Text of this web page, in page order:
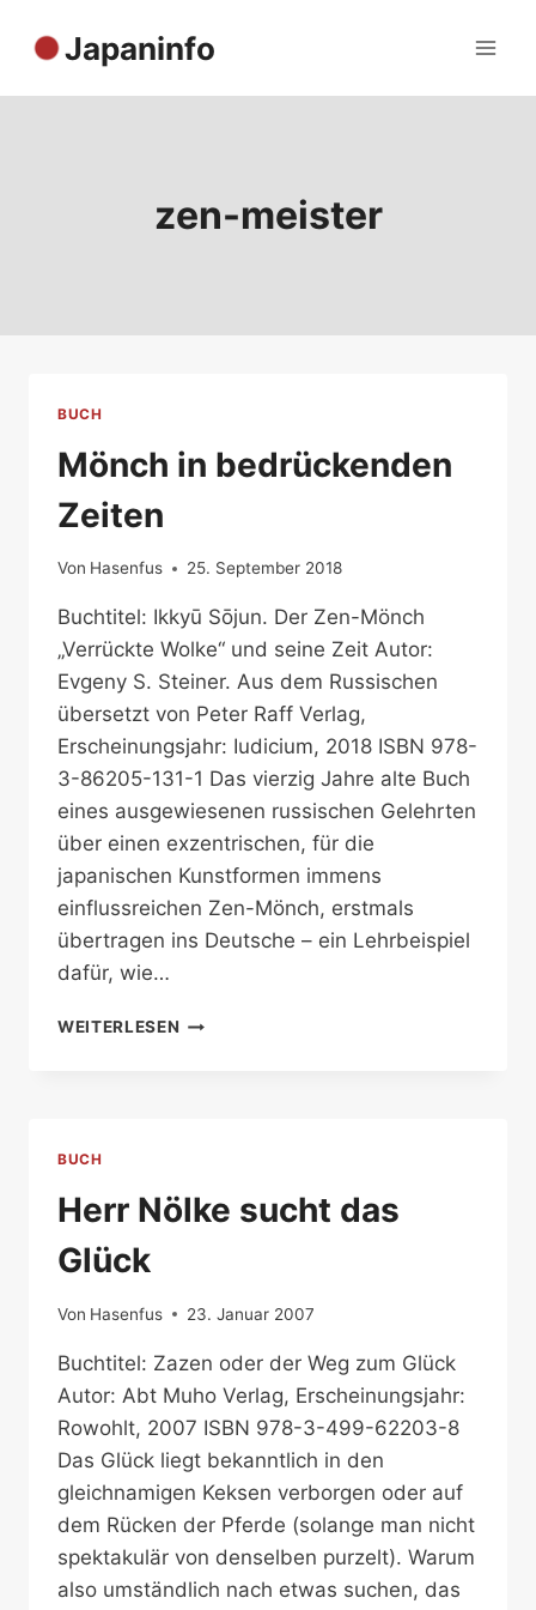
Inhalt
Japaninfo
zen-meister
BUCH
Mönch in bedrückenden
Zeiten
Von Hasenfus 25. September 2018
Buchtitel: Ikkyū Sōjun. Der Zen-Mönch
„Verrückte Wolke“ und seine Zeit Autor:
Evgeny S. Steiner. Aus dem Russischen
übersetzt von Peter Raff Verlag,
Erscheinungsjahr: Iudicium, 2018 ISBN 978-
3-86205-131-1 Das vierzig Jahre alte Buch
eines ausgewiesenen russischen Gelehrten
über einen exzentrischen, für die
japanischen Kunstformen immens
einflussreichen Zen-Mönch, erstmals
übertragen ins Deutsche – ein Lehrbeispiel
dafür, wie…
WEITERLESEN MÖNCH
BUCH
Herr Nölke sucht das
Glück
Von Hasenfus 23. Januar 2007
Buchtitel: Zazen oder der Weg zum Glück
Autor: Abt Muho Verlag, Erscheinungsjahr:
Rowohlt, 2007 ISBN 978-3-499-62203-8
Das Glück liegt bekanntlich in den
gleichnamigen Keksen verborgen oder auf
dem Rücken der Pferde (solange man nicht
spektakulär von denselben purzelt). Warum
also umständlich nach etwas suchen, das